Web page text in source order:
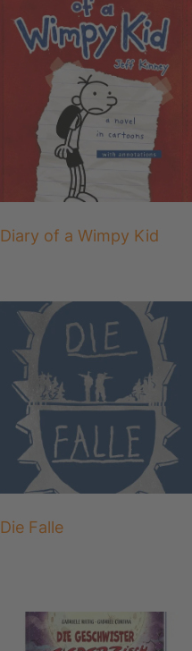
Diary of a Wimpy Kid
Die Falle